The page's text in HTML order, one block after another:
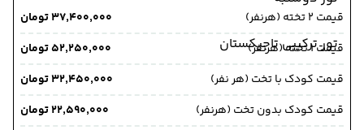
تور ترکیبی تاجیکستان
قیمت 2 تخته (هرنفر)
۳۷٬۴۰۰٬۰۰۰ تومان
قیمت 1 تخته (هرنفر)
۵۲٬۲۵۰٬۰۰۰ تومان
قیمت کودک با تخت (هر نفر)
۳۲٬۴۵۰٬۰۰۰ تومان
قیمت کودک بدون تخت (هرنفر)
۲۲٬۵۹۰٬۰۰۰ تومان